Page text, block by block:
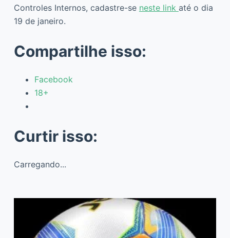
Controles Internos, cadastre-se neste link até o dia
19 de janeiro.
Compartilhe isso:
Facebook
18+
Curtir isso:
Carregando...